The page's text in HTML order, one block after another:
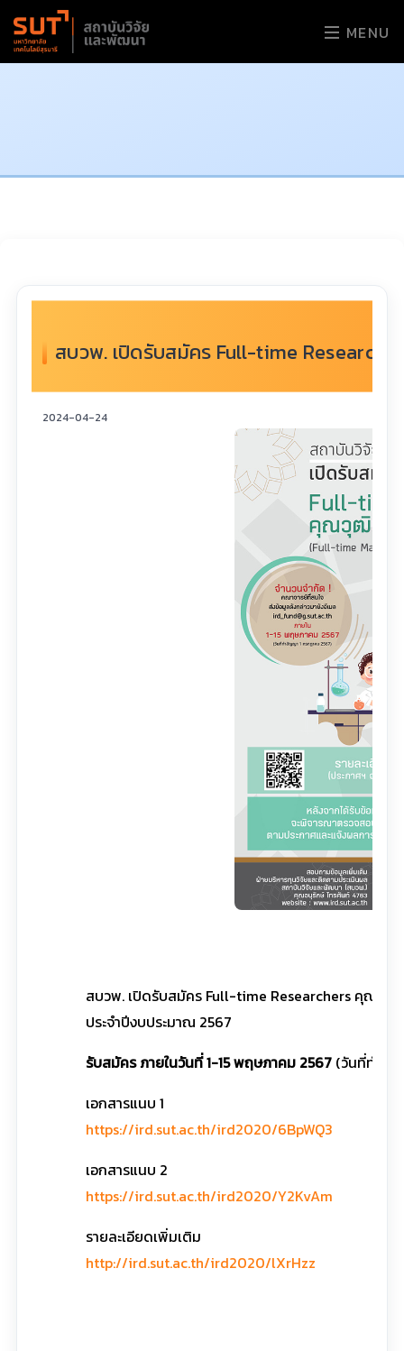
MENU
สบวพ. เปิดรับสมัคร Full-time
2024-04-24
สบวพ. เปิดรับสมัคร Full-time Researchers คุณวุ
ประจำปีงบประมาณ 2567
รับสมัคร ภายในวันที่ 1-15 พฤษภาคม 2567(วันที่ทำสัญ
เอกสารแนบ 1
https://ird.sut.ac.th/ird2020/6BpWQ3
เอกสารแนบ 2
https://ird.sut.ac.th/ird2020/Y2KvAm
รายละเอียดเพิ่มเติม
http://ird.sut.ac.th/ird2020/lXrHzz